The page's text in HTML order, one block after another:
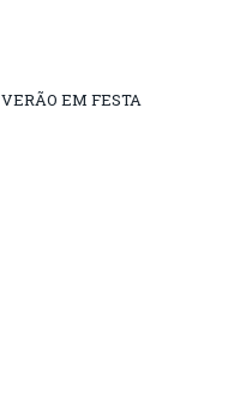
VERÃO EM FESTA